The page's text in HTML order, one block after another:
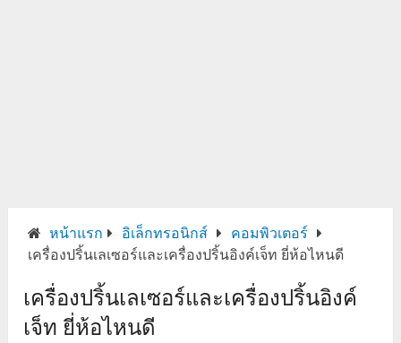
หน้าแรก อิเล็กทรอนิกส์
คอมพิวเตอร์
เครื่องปริ้นเลเซอร์และเครื่องปริ้นอิงค์เจ็ท ยี่ห้อไหนดี
เครื่องปริ้นเลเซอร์และเครื่องปริ้นอิงค์
เจ็ท ยี่ห้อไหนดี